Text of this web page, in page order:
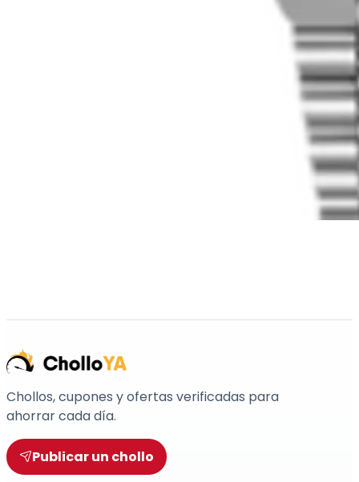
Chollos, cupones y ofertas verificadas para
ahorrar cada día.
Publicar un chollo